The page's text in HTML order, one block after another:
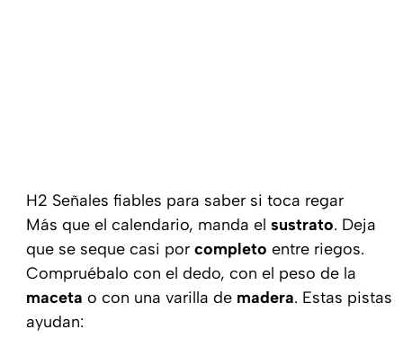
H2 Señales fiables para saber si toca regar
Más que el calendario, manda el sustrato. Deja
que se seque casi por completo entre riegos.
Compruébalo con el dedo, con el peso de la
maceta o con una varilla de madera. Estas pistas
ayudan: